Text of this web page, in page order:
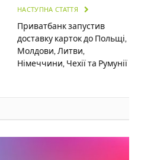
НАСТУПНА СТАТТЯ
Приватбанк запустив
доставку карток до Польщі,
Молдови, Литви,
Німеччини, Чехії та Румунії